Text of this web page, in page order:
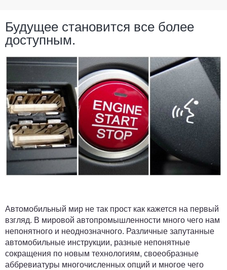
Будущее становится все более
доступным.
Автомобильный мир не так прост как кажется на первый
взгляд. В мировой автопромышленности много чего нам
непонятного и неоднозначного. Различные запутанные
автомобильные инструкции, разные непонятные
сокращения по новым технологиям, своеобразные
аббревиатуры многочисленных опций и многое чего